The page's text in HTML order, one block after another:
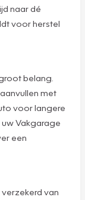
naar dé
voor herstel
belang.
met
voor langere
Vakgarage
een
van